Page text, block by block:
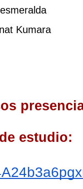
Kumara
estudio: